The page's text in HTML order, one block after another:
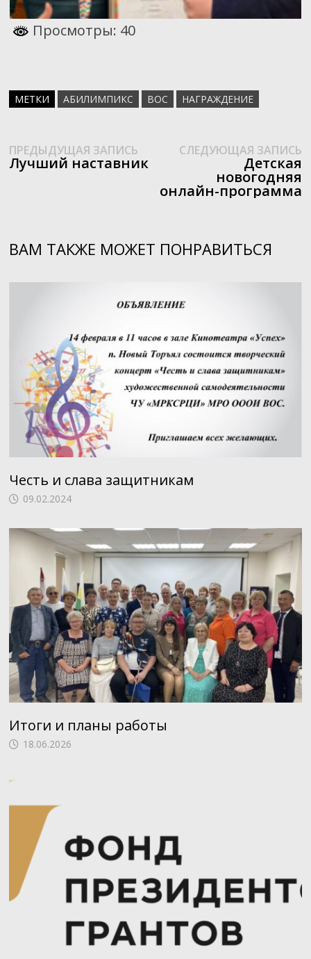
Просмотры: 40
МЕТКИ АБИЛИМПИКС ВОС НАГРАЖДЕНИЕ
Навигация
по
ПРЕДЫДУЩАЯ ЗАПИСЬПредыдущая
запись:
Лучший наставник
СЛЕДУЮЩАЯ ЗАПИСЬ
Детская
новогодняя
онлайн-программа
ВАМ ТАКЖЕ МОЖЕТ ПОНРАВИТЬСЯ
Честь и слава защитникам
09.02.2024
Итоги и планы работы
18.06.2026